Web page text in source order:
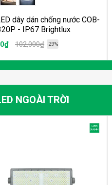
dây dán chống nước COB-
- IP67 Brightlux
102,000₫ -29%
NGOÀI TRỜI